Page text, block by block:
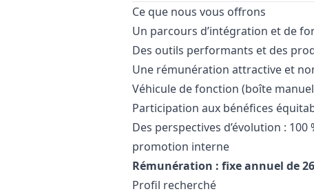
Ce que nous vous offrons
Un parcours d’intégration et de
Des outils performants et des
Une rémunération attractive et
Véhicule de fonction (boîte
Participation aux bénéfices
Des perspectives d’évolution :
promotion interne
Rémunération : fixe annuel de
Profil recherché